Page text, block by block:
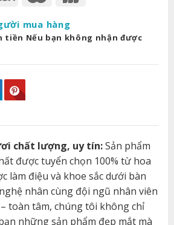
mua hàng
tiền Nếu bạn không nhận được
chất lượng, uy tín:Sản phẩm
được tuyển chọn 100% từ hoa
làm điệu và khoe sắc dưới bàn
nhân cùng đội ngũ nhân viên
toàn tâm, chúng tôi không chỉ
những sản phẩm đẹp mắt mà